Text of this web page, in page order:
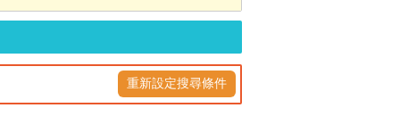
重新設定搜尋條件